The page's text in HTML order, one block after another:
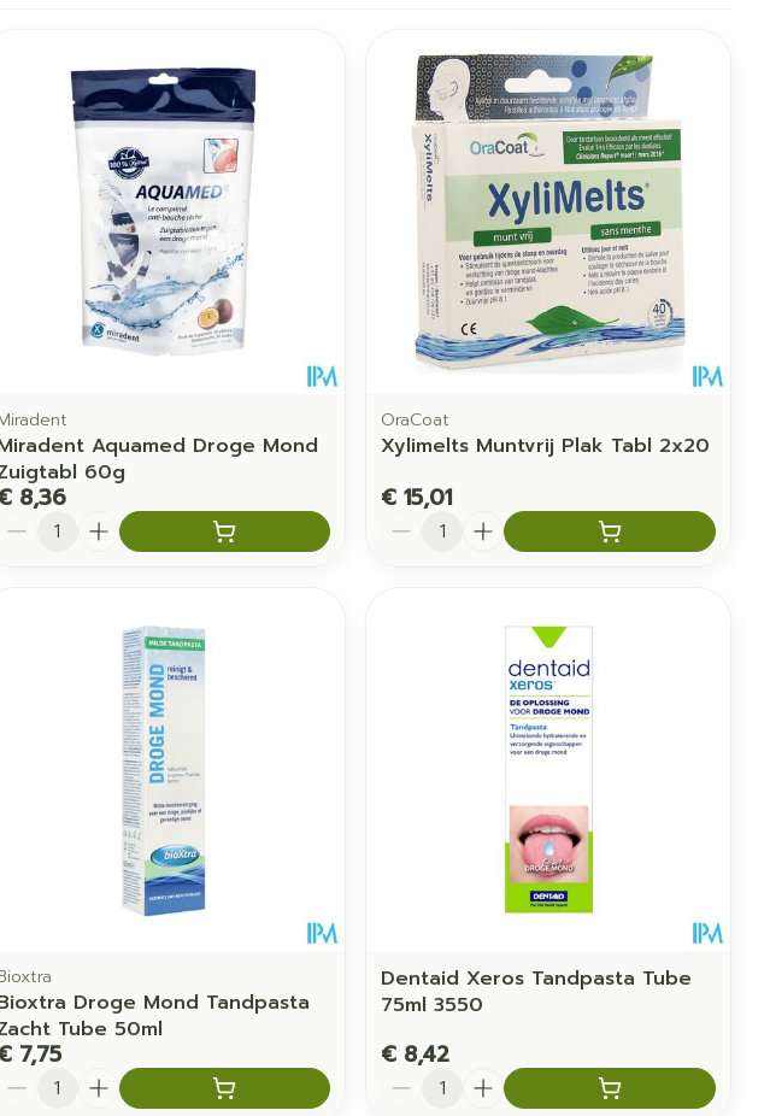
te passen.
Aquamed Droge Mond
60g
8,36
Aantal
OraCoat
Xylimelts Muntvrij Plak Tabl 2x20
€ 15,01
Aantal
Droge Mond Tandpasta
Tube 50ml
7,75
Aantal
Dentaid Xeros Tandpasta Tube
75ml 3550
€ 8,42
Aantal